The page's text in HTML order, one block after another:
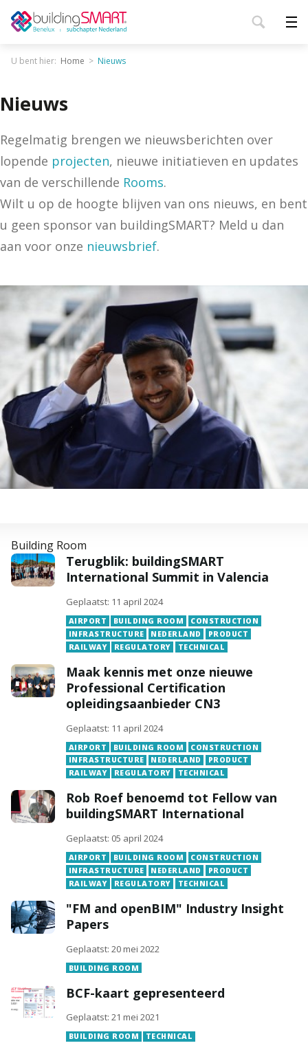
U bent hier: Home Nieuws
Nieuws
Regelmatig brengen we nieuwsberichten over
lopende projecten, nieuwe initiatieven en updates
van de verschillende Rooms.
Wilt u op de hoogte blijven van ons nieuws, en bent
u geen sponsor van buildingSMART? Meld u dan
aan voor onze nieuwsbrief.
Building Room
Terugblik: buildingSMART
International Summit in Valencia
Geplaatst: 11 april 2024
AIRPORT BUILDING ROOM
CONSTRUCTION
INFRASTRUCTURE
NEDERLAND
PRODUCT
RAILWAY
REGULATORY TECHNICAL
Maak kennis met onze nieuwe
Professional Certification
opleidingsaanbieder CN3
Geplaatst: 11 april 2024
AIRPORT BUILDING ROOM
CONSTRUCTION
INFRASTRUCTURE
NEDERLAND
PRODUCT
RAILWAY
REGULATORY TECHNICAL
Rob Roef benoemd tot Fellow van
buildingSMART International
Geplaatst: 05 april 2024
AIRPORT BUILDING ROOM
CONSTRUCTION
INFRASTRUCTURE
NEDERLAND
PRODUCT
RAILWAY
REGULATORY TECHNICAL
"FM and openBIM" Industry Insight
Papers
Geplaatst: 20 mei 2022
BUILDING ROOM
BCF-kaart gepresenteerd
Geplaatst: 21 mei 2021
BUILDING ROOM TECHNICAL